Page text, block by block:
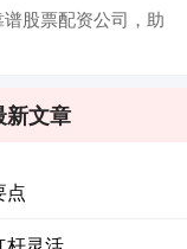
股票配资公司，助
新文章
点